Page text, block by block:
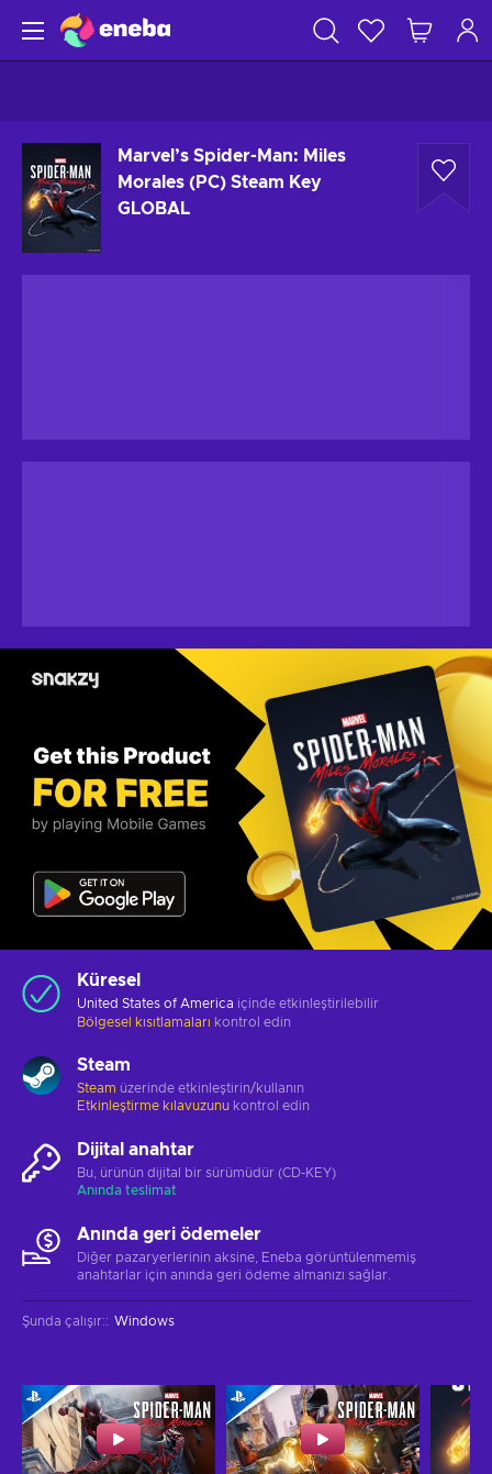
Marvel’s Spider-Man: Miles
Morales (PC) Steam Key
GLOBAL
Küresel
United States of America içinde etkinleştirilebilir
Bölgesel kısıtlamaları kontrol edin
Steam
Steam üzerinde etkinleştirin/kullanın
Etkinleştirme kılavuzunu kontrol edin
Dijital anahtar
Bu, ürünün dijital bir sürümüdür (CD-KEY)
Anında teslimat
Anında geri ödemeler
Diğer pazaryerlerinin aksine, Eneba görüntülenmemiş
anahtarlar için anında geri ödeme almanızı sağlar.
Şunda çalışır:: Windows